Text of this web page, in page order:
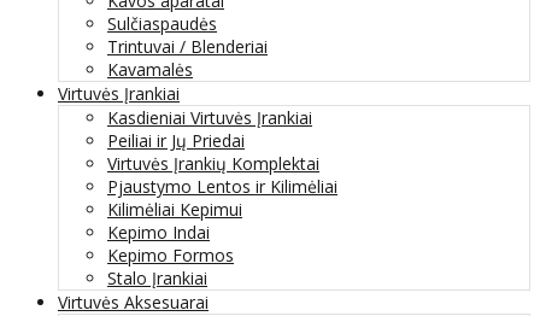
Sulčiaspaudės
Trintuvai / Blenderiai
Kavamalės
Virtuvės Įrankiai
Kasdieniai Virtuvės Įrankiai
Peiliai ir Jų Priedai
Virtuvės Įrankių Komplektai
Pjaustymo Lentos ir Kilimėliai
Kilimėliai Kepimui
Kepimo Indai
Kepimo Formos
Stalo Įrankiai
Virtuvės Aksesuarai